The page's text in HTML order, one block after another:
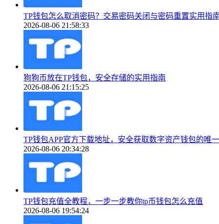
TP钱包怎么取消密码？交易密码关闭与密码重置实用指
2026-08-06 21:58:33
狗狗币放在TP钱包，安全存储的实用指南
2026-08-06 21:15:25
TP钱包APP官方下载地址，安全获取数字资产钱包的唯
2026-08-06 20:34:28
TP钱包充值全教程，一步一步教你tp币钱包怎么充值
2026-08-06 19:54:24